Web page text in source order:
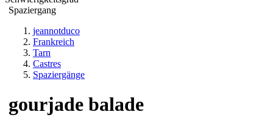
Spaziergang
jeannotduco
Frankreich
Tarn
Castres
Spaziergänge
gourjade balade